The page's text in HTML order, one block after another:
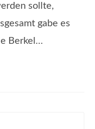
sollte,
gabe es
Berkel…